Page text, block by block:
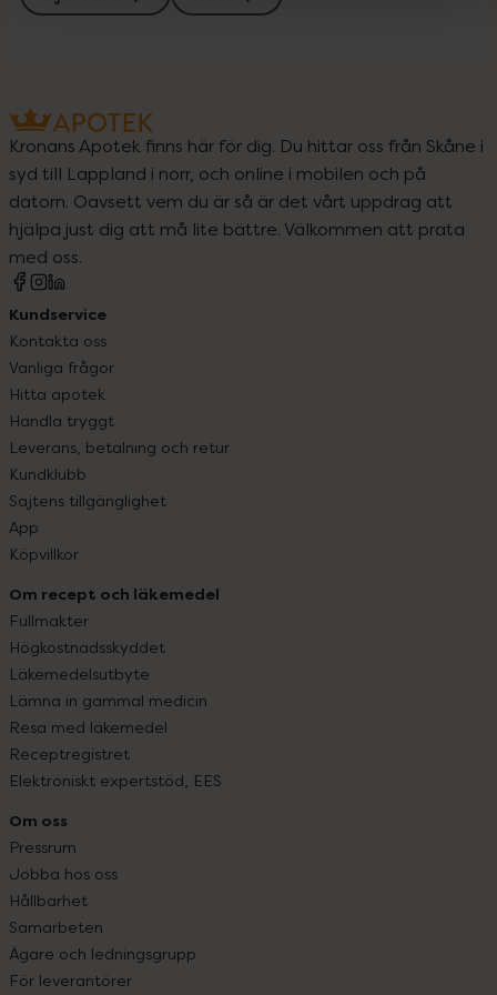
Kronans Apotek finns här för dig. Du hittar oss från Skåne i
syd till Lappland i norr, och online i mobilen och på
datorn. Oavsett vem du är så är det vårt uppdrag att
hjälpa just dig att må lite bättre. Välkommen att prata
med oss.
Kundservice
Kontakta oss
Vanliga frågor
Hitta apotek
Handla tryggt
Leverans, betalning och retur
Kundklubb
Sajtens tillgänglighet
App
Köpvillkor
Om recept och läkemedel
Fullmakter
Högkostnadsskyddet
Läkemedelsutbyte
Lämna in gammal medicin
Resa med läkemedel
Receptregistret
Elektroniskt expertstöd, EES
Om oss
Pressrum
Jobba hos oss
Hållbarhet
Samarbeten
Ägare och ledningsgrupp
För leverantörer